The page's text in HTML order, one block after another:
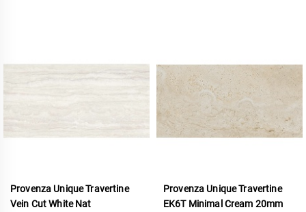
Provenza Unique Travertine
Vein Cut White Nat
Provenza Unique Travertine
EK6T Minimal Cream 20mm